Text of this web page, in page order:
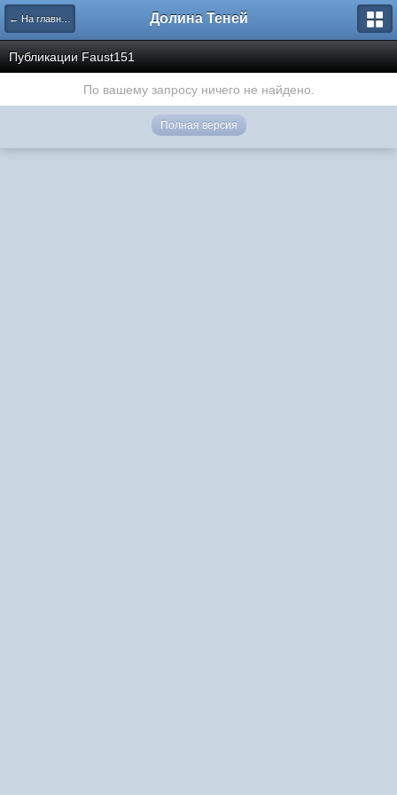
← На главную Долина Теней
Публикации Faust151
По вашему запросу ничего не найдено.
Полная версия